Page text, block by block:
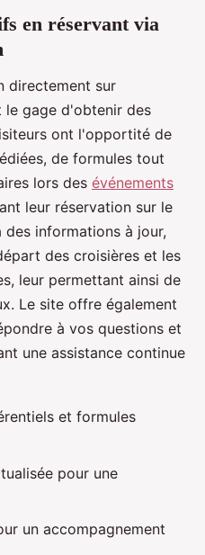
en réservant via
directement sur
le gage d'obtenir des
ont l'opportité de
de formules tout
lors des événements
leur réservation sur le
informations à jour,
des croisières et les
leur permettant ainsi de
Le site offre également
à vos questions et
une assistance continue
et formules
pour une
un accompagnement